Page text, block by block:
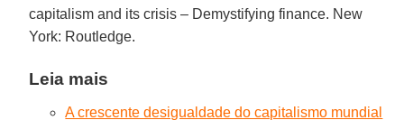
capitalism and its crisis – Demystifying finance. New
York: Routledge.
Leia mais
A crescente desigualdade do capitalismo mundial